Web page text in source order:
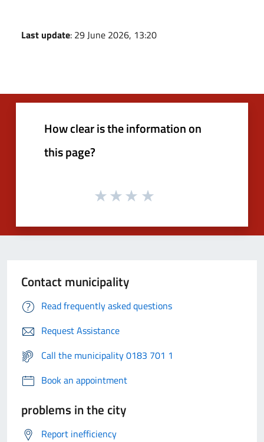
Last update: 29 June 2026, 13:20
How clear is the information on
this page?
Contact municipality
Read frequently asked questions
Request Assistance
Call the municipality 0183 701 1
Book an appointment
problems in the city
Report inefficiency